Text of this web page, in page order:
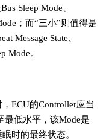
Sleep Mode、
；而“三小”则值得是
Message State、
Mode。
ECU的Controller应当
最低水平，该Mode是
时的最终状态。